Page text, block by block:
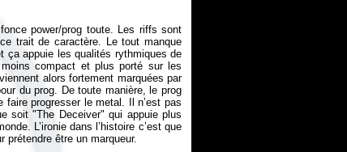
power/prog toute. Les riffs sont
trait de caractère. Le tout manque
ça appuie les qualités rythmiques de
compact et plus porté sur les
alors fortement marquées par
du prog. De toute manière, le prog
progresser le metal. Il n’est pas
soit "The Deceiver" qui appuie plus
L’ironie dans l’histoire c’est que
prétendre être un marqueur.